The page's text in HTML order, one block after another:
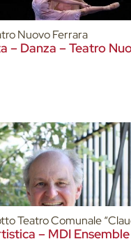
Nuovo Ferrara
– Danza – Teatro
Teatro Comunale
– MDI